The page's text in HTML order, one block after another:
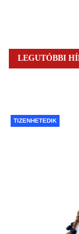
LEGUTÓBBI
TIZENHETEDIK